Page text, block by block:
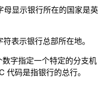
母显示银行所在的国家是英
表示银行总部所在地。
字指定一个特定的分支机
码是指银行的总行。